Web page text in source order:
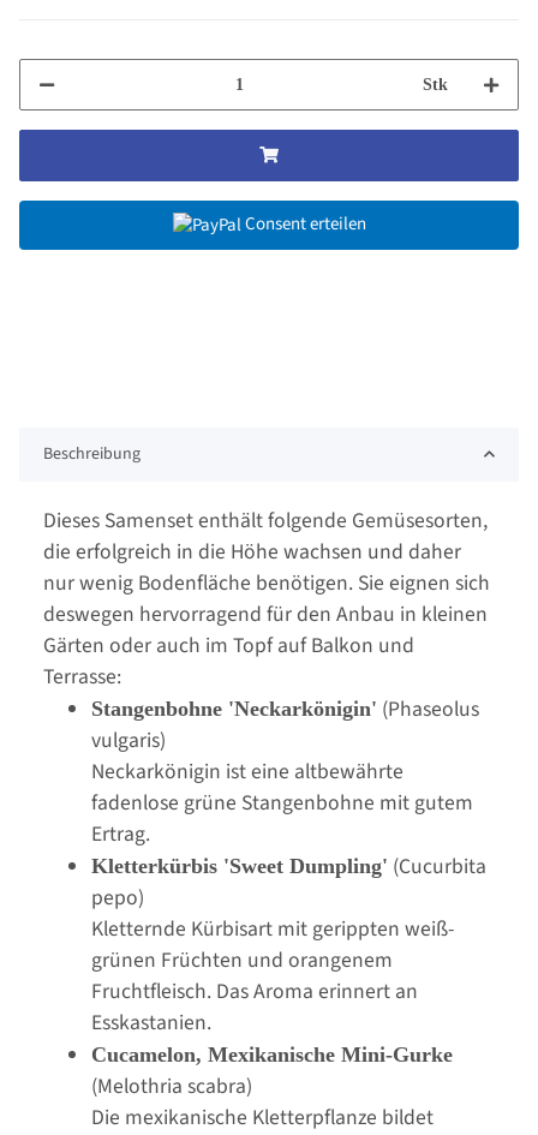
Stk
Consent erteilen
Beschreibung
Dieses Samenset enthält folgende Gemüsesorten,
die erfolgreich in die Höhe wachsen und daher
nur wenig Bodenfläche benötigen. Sie eignen sich
deswegen hervorragend für den Anbau in kleinen
Gärten oder auch im Topf auf Balkon und
Terrasse:
Stangenbohne 'Neckarkönigin' (Phaseolus
vulgaris)
Neckarkönigin ist eine altbewährte
fadenlose grüne Stangenbohne mit gutem
Ertrag.
Kletterkürbis 'Sweet Dumpling' (Cucurbita
pepo)
Kletternde Kürbisart mit gerippten weiß-
grünen Früchten und orangenem
Fruchtfleisch. Das Aroma erinnert an
Esskastanien.
Cucamelon, Mexikanische Mini-Gurke
(Melothria scabra)
Die mexikanische Kletterpflanze bildet